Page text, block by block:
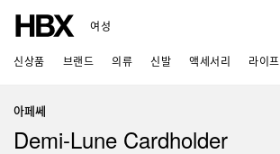
여성
신상품 브랜드 의류 신발 액세서리 라이프
아페쎄
Demi-Lune Cardholder